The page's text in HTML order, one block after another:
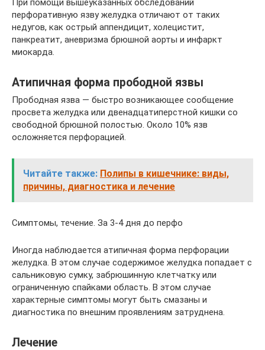
При помощи вышеуказанных обследований
перфоративную язву желудка отличают от таких
недугов, как острый аппендицит, холецистит,
панкреатит, аневризма брюшной аорты и инфаркт
миокарда.
Атипичная форма прободной язвы
Прободная язва — быстро возникающее сообщение
просвета желудка или двенадцатиперстной кишки со
свободной брюшной полостью. Около 10% язв
осложняется перфорацией.
Читайте также: Полипы в кишечнике: виды,
причины, диагностика и лечение
Симптомы, течение. За 3-4 дня до перфо
Иногда наблюдается атипичная форма перфорации
желудка. В этом случае содержимое желудка попадает с
сальниковую сумку, забрюшинную клетчатку или
ограниченную спайками область. В этом случае
характерные симптомы могут быть смазаны и
диагностика по внешним проявлениям затруднена.
Лечение